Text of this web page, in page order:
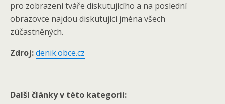
pro zobrazení tváře diskutujícího a na poslední
obrazovce najdou diskutující jména všech
zúčastněných.
Zdroj:denik.obce.cz
Další články v této kategorii: